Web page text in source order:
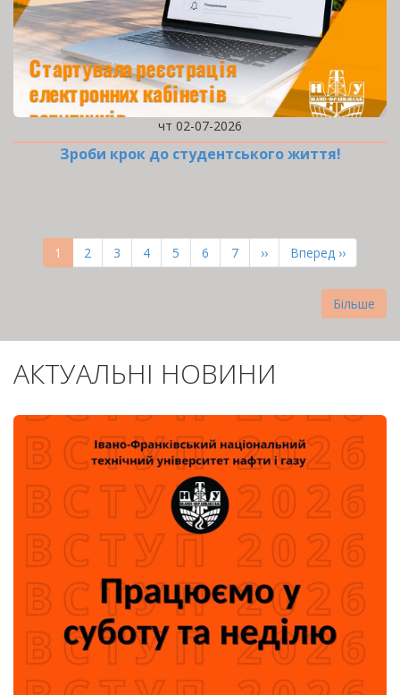
чт 02-07-2026
Зроби крок до студентського життя!
СТОРІНКИПоточна
сторінка
1 Page
2 Page
3 Page
4 Page
5 Page
6 Page
7
Наступна
сторінка
››
Остання
сторінка
Вперед ››
Більше
АКТУАЛЬНІ НОВИНИ